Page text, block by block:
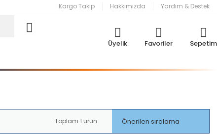
Kargo Takip Hakkımızda Yardım & Destek
Üyelik Favoriler Sepetim
Toplam 1 ürün